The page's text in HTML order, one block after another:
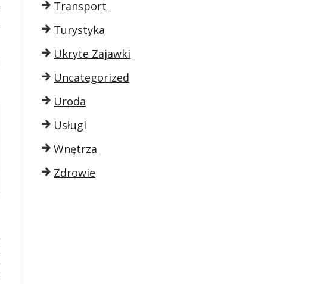
Transport
Turystyka
Ukryte Zajawki
Uncategorized
Uroda
Usługi
Wnętrza
Zdrowie